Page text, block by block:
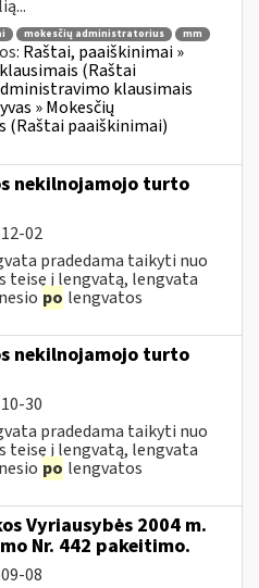
mokesčių administratorius mm
Raštai, paaiškinimai »
(Raštai
klausimais
» Mokesčių
(Raštai paaiškinimai)
nekilnojamojo turto
02
pradedama taikyti nuo
teisę į lengvatą, lengvata
po lengvatos
nekilnojamojo turto
30
pradedama taikyti nuo
teisę į lengvatą, lengvata
po lengvatos
Vyriausybės 2004 m.
Nr. 442 pakeitimo.
08